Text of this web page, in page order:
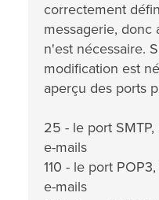
correctement
messagerie, donc
n'est nécessaire.
modification est
aperçu des ports
25 - le port
e-mails
110 - le port
e-mails